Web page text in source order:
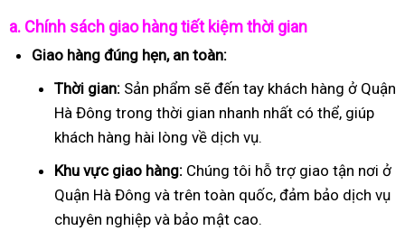
a. Chính sách giao hàng tiết kiệm thời gian
Giao hàng đúng hẹn, an toàn:
Thời gian: Sản phẩm sẽ đến tay khách hàng ở Quận
Hà Đông trong thời gian nhanh nhất có thể, giúp
khách hàng hài lòng về dịch vụ.
Khu vực giao hàng: Chúng tôi hỗ trợ giao tận nơi ở
Quận Hà Đông và trên toàn quốc, đảm bảo dịch vụ
chuyên nghiệp và bảo mật cao.